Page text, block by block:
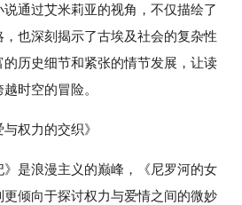
通过艾米莉亚的视角，不仅描绘了
也深刻揭示了古埃及社会的复杂性
历史细节和紧张的情节发展，让读
时空的冒险。
权力的交织》
是浪漫主义的巅峰，《尼罗河的女
更倾向于探讨权力与爱情之间的微妙